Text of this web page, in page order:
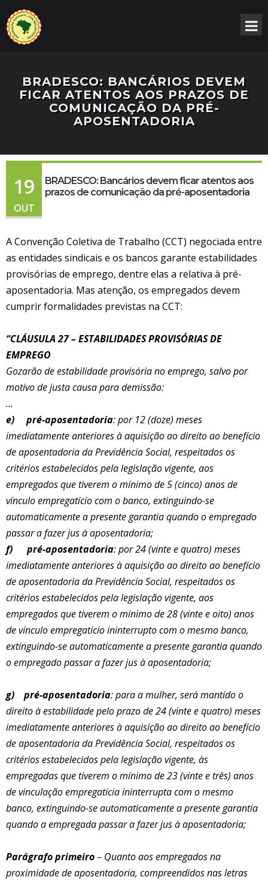
BRADESCO: BANCÁRIOS DEVEM
FICAR ATENTOS AOS PRAZOS DE
COMUNICAÇÃO DA PRÉ-
APOSENTADORIA
19
OUT
BRADESCO: Bancários devem ficar atentos aos
prazos de comunicação da pré-aposentadoria
A Convenção Coletiva de Trabalho (CCT) negociada entre
as entidades sindicais e os bancos garante estabilidades
provisórias de emprego, dentre elas a relativa à pré-
aposentadoria. Mas atenção, os empregados devem
cumprir formalidades previstas na CCT:
“CLÁUSULA 27 – ESTABILIDADES PROVISÓRIAS DE
EMPREGO
Gozarão de estabilidade provisória no emprego, salvo por
motivo de justa causa para demissão:
…
e) pré-aposentadoria: por 12 (doze) meses
imediatamenteanteriores à aquisição ao direito ao benefício
de aposentadoria da Previdência Social, respeitados os
critérios estabelecidos pela legislação vigente, aos
empregados que tiverem o mínimo de 5 (cinco) anos de
vínculo empregatício com o banco, extinguindo-se
automaticamente a presente garantia quando o empregado
passar a fazer jus à aposentadoria;
f) pré-aposentadoria: por 24 (vinte e quatro) meses
imediatamenteanteriores à aquisição ao direito ao benefício
de aposentadoria da Previdência Social, respeitados os
critérios estabelecidos pela legislação vigente, aos
empregados que tiverem o mínimo de 28 (vinte e oito) anos
de vínculo empregatício ininterrupto com o mesmo banco,
extinguindo-se automaticamente a presente garantia quando
o empregado passar a fazer jus à aposentadoria;
g) pré-aposentadoria: para a mulher, será mantido o
direito à estabilidade pelo prazo de 24 (vinte e quatro) meses
imediatamenteanteriores à aquisição ao direito ao benefício
de aposentadoria da Previdência Social, respeitados os
critérios estabelecidos pela legislação vigente, às
empregadas que tiverem o mínimo de 23 (vinte e três) anos
de vinculação empregatícia ininterrupta com o mesmo
banco, extinguindo-se automaticamente a presente garantia
quando a empregada passar a fazer jus à aposentadoria;
Parágrafo primeiro– Quanto aos empregados na
proximidade de aposentadoria, compreendidos nasletras